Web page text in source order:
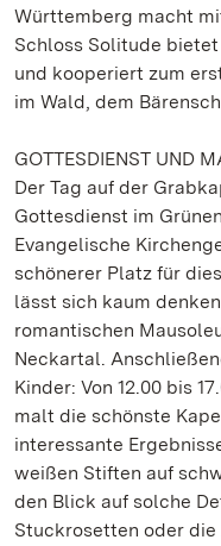
Württemberg macht
Schloss Solitude
und kooperiert zum
im Wald, dem
GOTTESDIENST UND
Der Tag auf der
Gottesdienst im
Evangelische
schönerer Platz für
lässt sich kaum
romantischen
Neckartal.
Kinder: Von 12.00 bis
malt die schönste
interessante
weißen Stiften auf
den Blick auf solche
Stuckrosetten oder